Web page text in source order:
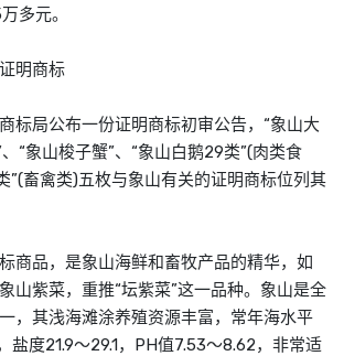
多元。
明商标
局公布一份证明商标初审公告，“象山大
“象山梭子蟹”、“象山白鹅29类”(肉类食
”(畜禽类)五枚与象山有关的证明商标位列其
品，是象山海鲜和畜牧产品的精华，如
山紫菜，重推“坛紫菜”这一品种。象山是全
，其浅海滩涂养殖资源丰富，常年海水平
度21.9～29.1，PH值7.53～8.62，非常适